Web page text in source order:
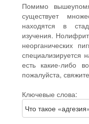
Помимо
существует
находятся в
изучения.
неорганических
специализируется
есть какие-либо
пожалуйста,
Ключевые слова:
Что такое